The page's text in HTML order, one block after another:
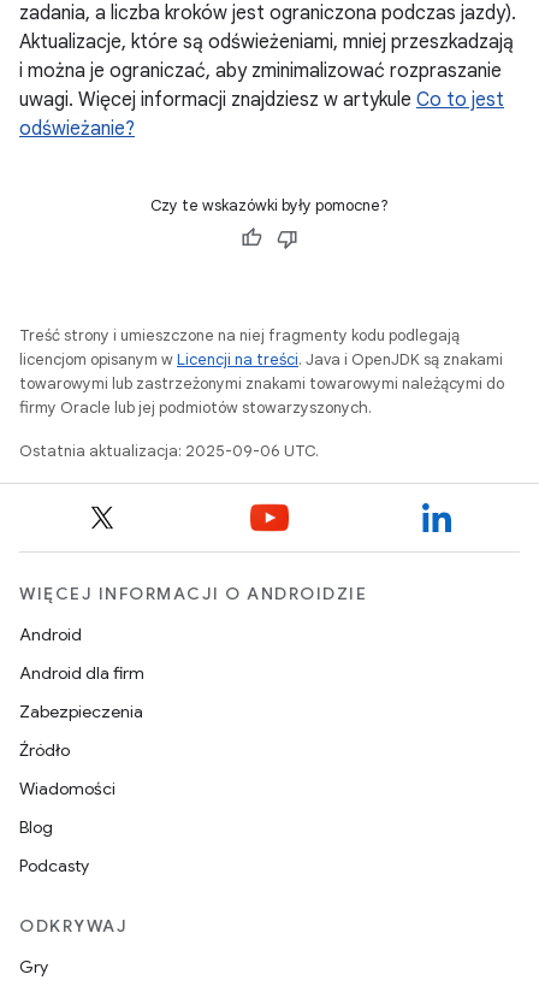
zadania, a liczba kroków jest ograniczona podczas jazdy).
Aktualizacje, które są odświeżeniami, mniej przeszkadzają
i można je ograniczać, aby zminimalizować rozpraszanie
uwagi. Więcej informacji znajdziesz w artykule Co to jest
odświeżanie?
Czy te wskazówki były pomocne?
Treść strony i umieszczone na niej fragmenty kodu podlegają
licencjom opisanym wLicencji na treści. Java i OpenJDK są znakami
towarowymi lub zastrzeżonymi znakami towarowymi należącymi do
firmy Oracle lub jej podmiotów stowarzyszonych.
Ostatnia aktualizacja: 2025-09-06 UTC.
WIĘCEJ INFORMACJI O ANDROIDZIE
Android
Android dla firm
Zabezpieczenia
Źródło
Wiadomości
Blog
Podcasty
ODKRYWAJ
Gry